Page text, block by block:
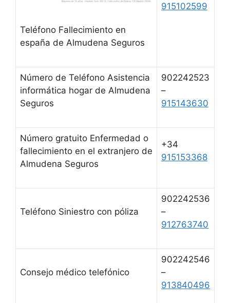
Teléfono Fallecimiento en
españa de Almudena Seguros
915102599
Número de Teléfono Asistencia
informática hogar de Almudena
Seguros
902242523
–
915143630
Número gratuito Enfermedad o
fallecimiento en el extranjero de
Almudena Seguros
+34
915153368
Teléfono Siniestro con póliza
902242536
–
912763740
Consejo médico telefónico
902242546
–
913840496